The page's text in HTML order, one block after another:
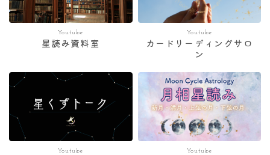
Youtube
星読み資料室
Youtube
カードリーディングサロ
ン
Youtube Youtube